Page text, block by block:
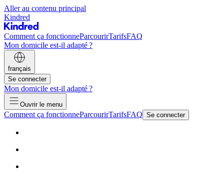
Aller au contenu principal
Kindred
Comment ça fonctionneParcourirTarifsFAQ
Mon domicile est-il adapté ?
français
Se connecter
Mon domicile est-il adapté ?
Ouvrir le menu
Comment ça fonctionneParcourirTarifsFAQ Se connecter